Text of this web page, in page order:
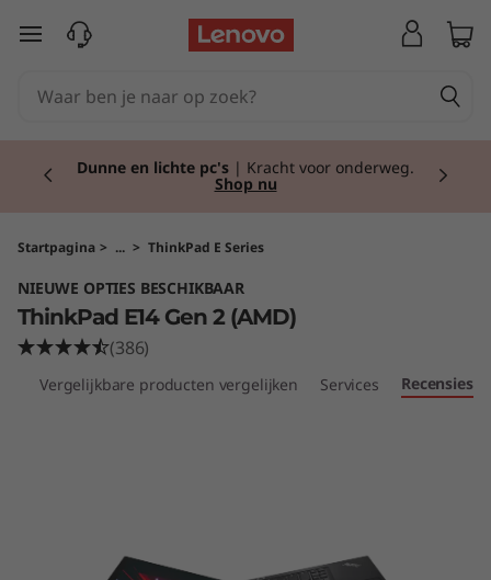
T
P
a
d
Ga naar de hoofdinhoud
Dunne en lichte pc's | Kracht voor onderweg.
Shop nu
Startpagina > ... > ThinkPad E Series
NIEUWE OPTIES BESCHIKBAAR
ThinkPad E14 Gen 2 (AMD)
(386)
Vergelijkbare producten vergelijken Services Recensies